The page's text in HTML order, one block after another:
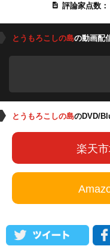
評論家点数：
とうもろこしの島の動画配
とうもろこしの島のDVD/
楽天